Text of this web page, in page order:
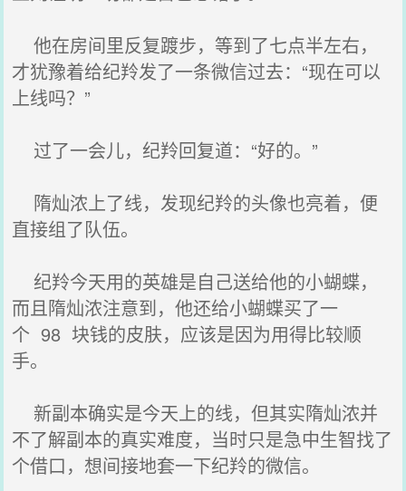
他在房间里反复踱步，等到了七点半左右，
才犹豫着给纪羚发了一条微信过去：“现在可以
上线吗？”
过了一会儿，纪羚回复道：“好的。”
隋灿浓上了线，发现纪羚的头像也亮着，便
直接组了队伍。
纪羚今天用的英雄是自己送给他的小蝴蝶，
而且隋灿浓注意到，他还给小蝴蝶买了一
个 98 块钱的皮肤，应该是因为用得比较顺
手。
新副本确实是今天上的线，但其实隋灿浓并
不了解副本的真实难度，当时只是急中生智找了
个借口，想间接地套一下纪羚的微信。